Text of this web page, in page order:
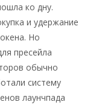
ко дну.
и удержание
Но
пресейла
обычно
систему
лаунчпада